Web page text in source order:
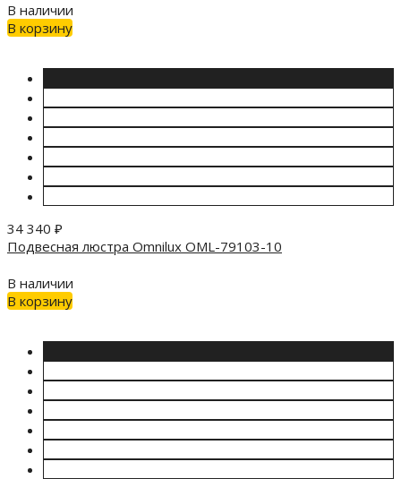
В наличии
В корзину
34 340 ₽
Подвесная люстра Omnilux OML-79103-10
В наличии
В корзину